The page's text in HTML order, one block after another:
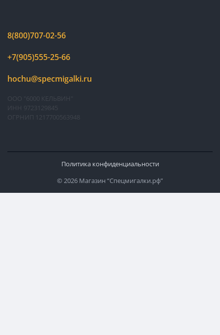
8(800)707-02-56
+7(905)555-25-66
hochu@specmigalki.ru
ООО "6000 КЕЛЬВИН"
ИНН 9723129845
ОГРНИП 1217700563948
Политика конфиденциальности
© 2026 Магазин “Спецмигалки.рф”